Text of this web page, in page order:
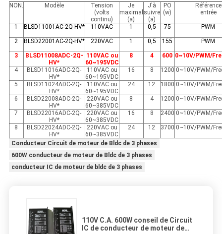
NON. Modèle
Tension
(volts
continu)
Je
maximal
(a)
J'à
suivre
(a)
PO
(w)
Référence
entrée
1 BLSD11001AC-2Q-HV* 110VAC 1 0,5 75 PWM
2 BLSD22001AC-2Q-HV* 220VAC 1 0,5 155 PWM
3
BLSD11008ADC-2Q-
HV*
110VAC ou
60~195VDC
8 4 600 0~10V/PWM/
4
BLSD11016ADC-2Q-
HV*
110VAC ou
60~195VDC
16 8 1200 0~10V/PWM/
5
BLSD11024ADC-2Q-
HV*
110VAC ou
60~195VDC
24 12 1800 0~10V/PWM/
6
BLSD22008ADC-2Q-
HV*
220VAC ou
60~385VDC
8 4 1200 0~10V/PWM/
7
BLSD22016ADC-2Q-
HV*
220VAC ou
60~385VDC
16 8 2400 0~10V/PWM/
8
BLSD22024ADC-2Q-
HV*
220VAC ou
60~385VDC
24 12 3700 0~10V/PWM/
Conducteur Circuit de moteur de Bldc de 3 phases
600W conducteur de moteur de Bldc de 3 phases
conducteur IC de moteur de bldc de 3 phases
110V C.A. 600W conseil de Circuit
IC de conducteur de moteur de